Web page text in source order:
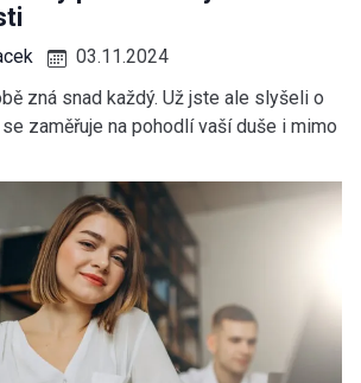
03.11.2024
zná snad každý. Už jste ale slyšeli o
zaměřuje na pohodlí vaší duše i mimo